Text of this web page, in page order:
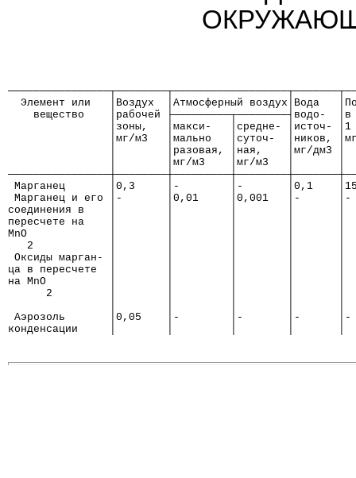
Элемент или   │Воздух  │Атмосферный воздух│Вода
вещество    │рабочей ├─────────┬────────┤водо-  │в
│зоны,   │макси-   │средне- │источ- │1
│мг/м3   │мально   │суточ-  │ников,
│        │разовая, │ная,    │мг/дм3 │
│        │мг/м3    │мг/м3   │       │
Марганец       │0,3     │-        │-       │0,1
Марганец и его │-       │0,01     │0,001   │-
соединения в    │        │         │        │       │
пересчете на    │        │         │        │       │
MnO             │        │         │        │       │
2            │        │         │        │       │
Оксиды марган- │        │         │        │       │
ца в пересчете  │        │         │        │       │
на MnO          │        │         │        │       │
2         │        │         │        │       │
Аэрозоль       │0,05    │-        │-       │-      │-
конденсации     │        │         │        │       │